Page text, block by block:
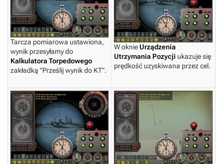
Tarcza pomiarowa ustawiona,
wynik przesyłamy do
Kalkulatora Torpedowego
zakładką "Prześlij wynik do KT".
W oknie Urządzenia
Utrzymania Pozycji ukazuje się
prędkość uzyskiwana przez cel.